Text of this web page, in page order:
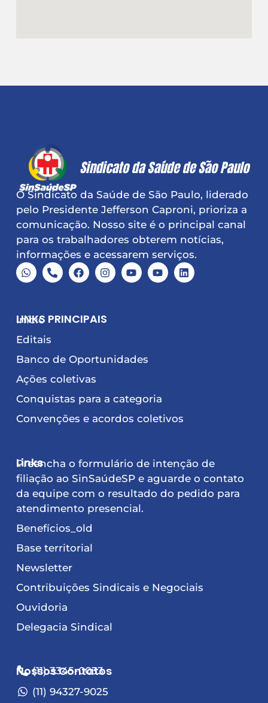
O Sindicato da Saúde de São Paulo, liderado
pelo Presidente Jefferson Caproni, prioriza a
comunicação. Nosso site é o principal canal
para os trabalhadores obterem notícias,
informações e acessarem serviços.
LINKS PRINCIPAIS
Início
Editais
Banco de Oportunidades
Ações coletivas
Conquistas para a categoria
Convenções e acordos coletivos
Links
Preencha o formulário de intenção de
filiação ao SinSaúdeSP e aguarde o contato
da equipe com o resultado do pedido para
atendimento presencial.
Benefícios_old
Base territorial
Newsletter
Contribuições Sindicais e Negociais
Ouvidoria
Delegacia Sindical
Nossos Contatos
(11) 3345-0033
(11) 94327-9025